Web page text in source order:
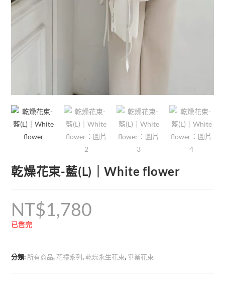
乾燥花束-藍(L)｜White flower
NT$1,780
已售完
分類: 所有商品, 花禮系列,乾燥永生花束,畢業花束